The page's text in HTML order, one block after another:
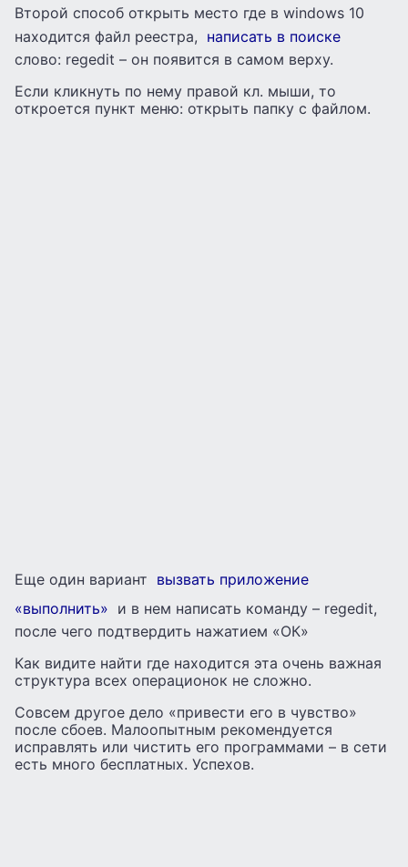
Второй способ открыть место где в windows 10
находится файл реестра, написать в поиске
слово: regedit – он появится в самом верху.
Если кликнуть по нему правой кл. мыши, то
откроется пункт меню: открыть папку с файлом.
Еще один вариант вызвать приложение
«выполнить» и в нем написать команду – regedit,
после чего подтвердить нажатием «ОК»
Как видите найти где находится эта очень важная
структура всех операционок не сложно.
Совсем другое дело «привести его в чувство»
после сбоев. Малоопытным рекомендуется
исправлять или чистить его программами – в сети
есть много бесплатных. Успехов.